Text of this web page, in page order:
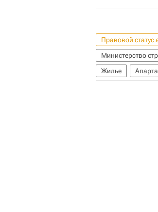
Правовой статус
Министерство
Жилье